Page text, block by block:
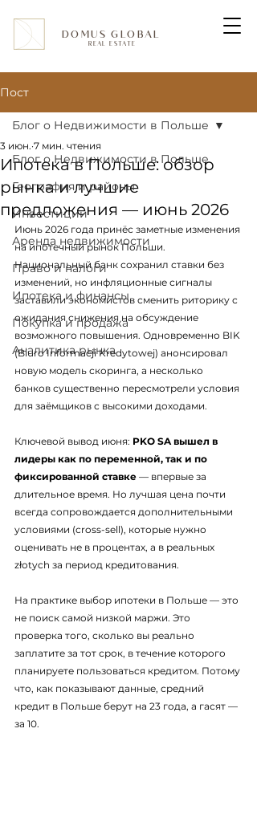
DOMUS GLOBAL
REAL ESTATE
Пост
Блог о Недвижимости в Польше
География и районы
Инвестиции
Аренда недвижимости
Право и налоги
Ипотека и финансы
Покупка и продажа
Аналитика рынка
Блог о Недвижимости в Польше
Ипотека в Польше: обзор
рынка и лучшие
предложения — июнь 2026
3 июн. 7 мин. чтения
Июнь 2026 года принёс заметные изменения
на ипотечный рынок Польши.
Национальный банк сохранил ставки без
изменений, но инфляционные сигналы
заставили экономистов сменить риторику с
ожидания снижения на обсуждение
возможного повышения. Одновременно BIK
(Biuro Informacji Kredytowej) анонсировал
новую модель скоринга, а несколько
банков существенно пересмотрели условия
для заёмщиков с высокими доходами.
Ключевой вывод июня: PKO SA вышел в
лидеры как по переменной, так и по
фиксированной ставке — впервые за
длительное время. Но лучшая цена почти
всегда сопровождается дополнительными
условиями (cross-sell), которые нужно
оценивать не в процентах, а в реальных
złotych за период кредитования.
На практике выбор ипотеки в Польше — это
не поиск самой низкой маржи. Это
проверка того, сколько вы реально
заплатите за тот срок, в течение которого
планируете пользоваться кредитом. Потому
что, как показывают данные, средний
кредит в Польше берут на 23 года, а гасят —
за 10.